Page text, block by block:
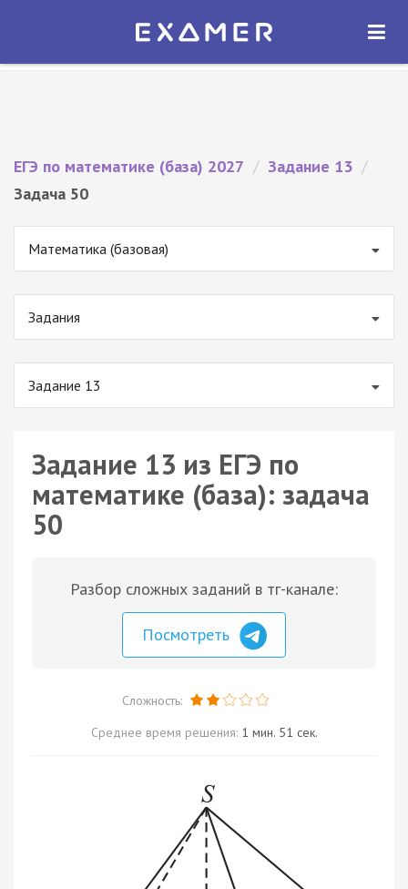
Экзамер — ЕГЭ 2027
ОТКРЫТЬ
ЕГЭ по математике (база) 2027 / Задание 13 /
Задача 50
Математика (базовая)
Задания
Задание 13
Задание 13 из ЕГЭ по
математике (база): задача
50
Разбор сложных заданий в тг-канале:
Посмотреть
Сложность:
Среднее время решения: 1 мин. 51 сек.